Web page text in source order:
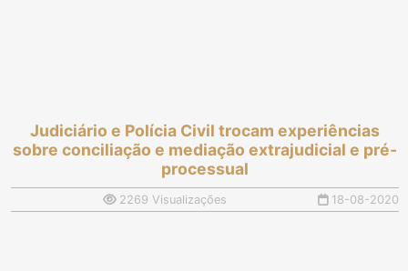
Judiciário e Polícia Civil trocam experiências
sobre conciliação e mediação extrajudicial e pré-
processual
2269 Visualizações 18-08-2020